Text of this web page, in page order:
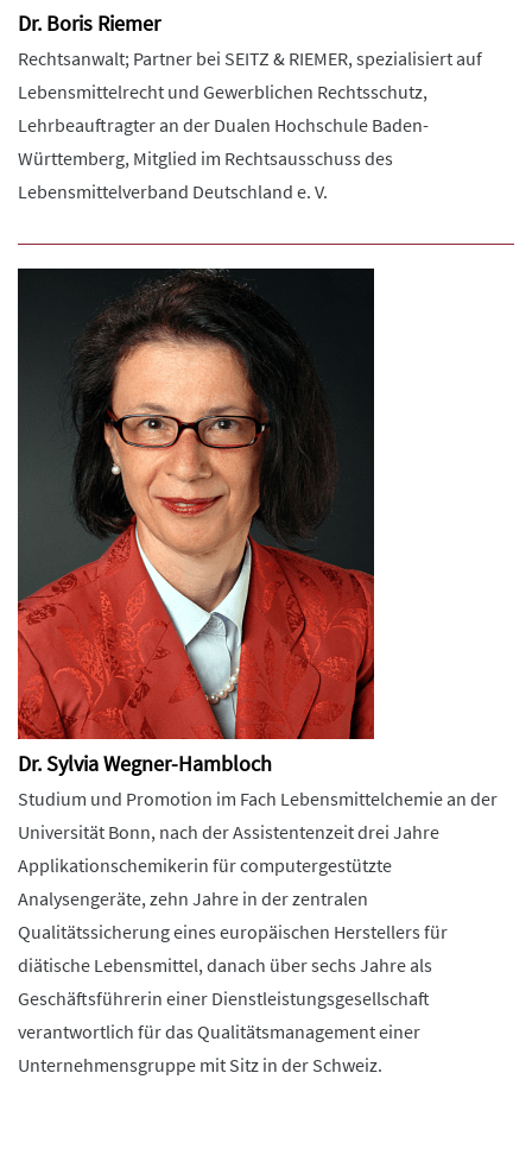
Dr. Boris Riemer
Rechtsanwalt; Partner bei SEITZ & RIEMER, spezialisiert auf
Lebensmittelrecht und Gewerblichen Rechtsschutz,
Lehrbeauftragter an der Dualen Hochschule Baden-
Württemberg, Mitglied im Rechtsausschuss des
Lebensmittelverband Deutschland e. V.
Dr. Sylvia Wegner-Hambloch
Studium und Promotion im Fach Lebensmittelchemie an der
Universität Bonn, nach der Assistentenzeit drei Jahre
Applikationschemikerin für computergestützte
Analysengeräte, zehn Jahre in der zentralen
Qualitätssicherung eines europäischen Herstellers für
diätische Lebensmittel, danach über sechs Jahre als
Geschäftsführerin einer Dienstleistungsgesellschaft
verantwortlich für das Qualitätsmanagement einer
Unternehmensgruppe mit Sitz in der Schweiz.